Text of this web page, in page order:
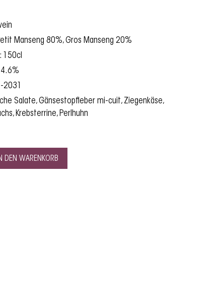
Manseng 80%, Gros Manseng 20%
150cl
2031
Salate, Gänsestopfleber mi-cuit, Ziegenkäse,
Krebsterrine, Perlhuhn
DEN WARENKORB